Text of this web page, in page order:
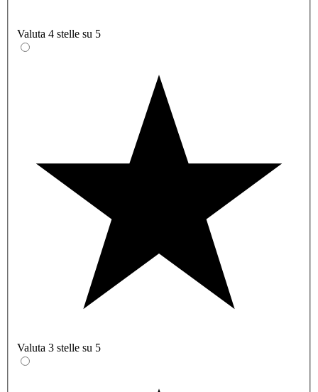
Valuta 4 stelle su 5
Valuta 3 stelle su 5